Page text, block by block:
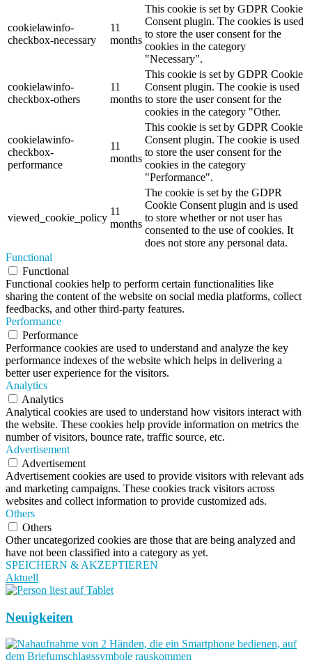
cookielawinfo-
checkbox-necessary
11
months
This cookie is set by GDPR Cookie
Consent plugin. The cookies is used
to store the user consent for the
cookies in the category
"Necessary".
cookielawinfo-
checkbox-others
11
months
This cookie is set by GDPR Cookie
Consent plugin. The cookie is used
to store the user consent for the
cookies in the category "Other.
cookielawinfo-
checkbox-
performance
11
months
This cookie is set by GDPR Cookie
Consent plugin. The cookie is used
to store the user consent for the
cookies in the category
"Performance".
viewed_cookie_policy
11
months
The cookie is set by the GDPR
Cookie Consent plugin and is used
to store whether or not user has
consented to the use of cookies. It
does not store any personal data.
Functional
Functional
Functional cookies help to perform certain functionalities like
sharing the content of the website on social media platforms, collect
feedbacks, and other third-party features.
Performance
Performance
Performance cookies are used to understand and analyze the key
performance indexes of the website which helps in delivering a
better user experience for the visitors.
Analytics
Analytics
Analytical cookies are used to understand how visitors interact with
the website. These cookies help provide information on metrics the
number of visitors, bounce rate, traffic source, etc.
Advertisement
Advertisement
Advertisement cookies are used to provide visitors with relevant ads
and marketing campaigns. These cookies track visitors across
websites and collect information to provide customized ads.
Others
Others
Other uncategorized cookies are those that are being analyzed and
have not been classified into a category as yet.
SPEICHERN & AKZEPTIEREN
Aktuell
Neuigkeiten